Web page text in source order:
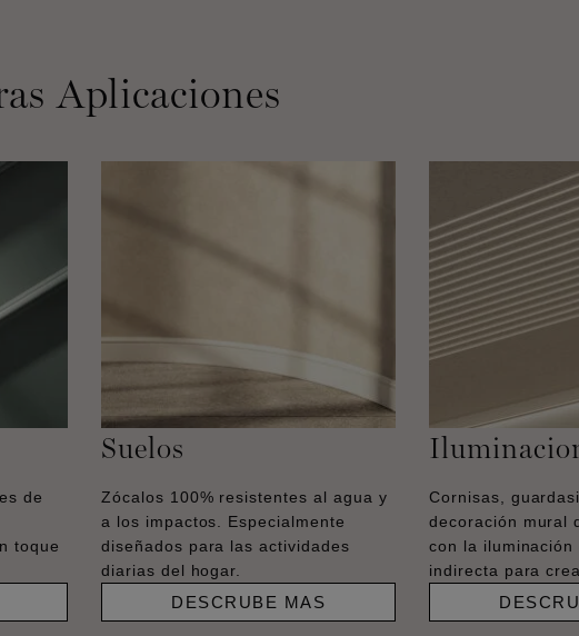
Aplicaciones
de
toque
Suelos
Zócalos 100% resistentes al agua y
a los impactos. Especialmente
diseñados para las actividades
diarias del hogar.
DESCRUBE MAS
Cornisas,
decoración mural
con la iluminación
indirecta para